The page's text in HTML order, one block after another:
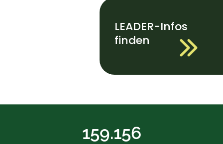
LEADER-Infos
finden
159.156